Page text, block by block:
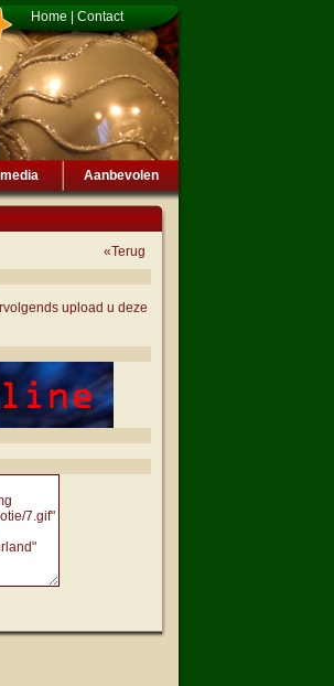
Home Contact
Aanbevolen
«Terug
upload u deze